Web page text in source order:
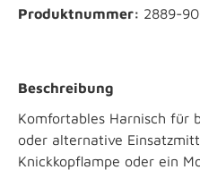
Produktnummer: 2889-
Beschreibung
Komfortables Harnisch für
oder alternative
Knickkopflampe oder ein